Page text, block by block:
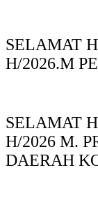
SELAMAT
H/2026.M
SELAMAT
H/2026 M.
DAERAH